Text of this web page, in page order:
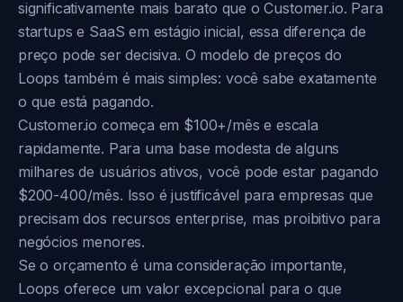
significativamente mais barato que o Customer.io. Para
startups e SaaS em estágio inicial, essa diferença de
preço pode ser decisiva. O modelo de preços do
Loops também é mais simples: você sabe exatamente
o que está pagando.
Customer.io começa em $100+/mês e escala
rapidamente. Para uma base modesta de alguns
milhares de usuários ativos, você pode estar pagando
$200-400/mês. Isso é justificável para empresas que
precisam dos recursos enterprise, mas proibitivo para
negócios menores.
Se o orçamento é uma consideração importante,
Loops oferece um valor excepcional para o que